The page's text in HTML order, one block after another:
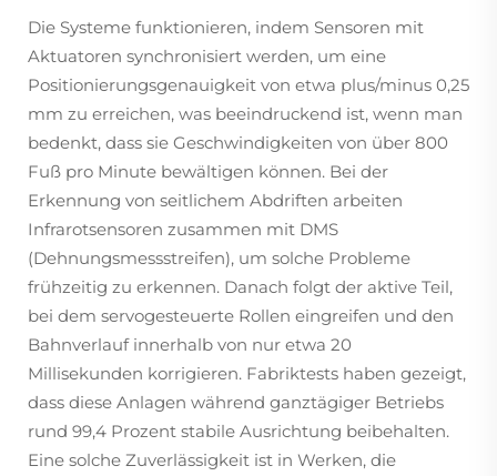
Die Systeme funktionieren, indem Sensoren mit
Aktuatoren synchronisiert werden, um eine
Positionierungsgenauigkeit von etwa plus/minus 0,25
mm zu erreichen, was beeindruckend ist, wenn man
bedenkt, dass sie Geschwindigkeiten von über 800
Fuß pro Minute bewältigen können. Bei der
Erkennung von seitlichem Abdriften arbeiten
Infrarotsensoren zusammen mit DMS
(Dehnungsmessstreifen), um solche Probleme
frühzeitig zu erkennen. Danach folgt der aktive Teil,
bei dem servogesteuerte Rollen eingreifen und den
Bahnverlauf innerhalb von nur etwa 20
Millisekunden korrigieren. Fabriktests haben gezeigt,
dass diese Anlagen während ganztägiger Betriebs
rund 99,4 Prozent stabile Ausrichtung beibehalten.
Eine solche Zuverlässigkeit ist in Werken, die